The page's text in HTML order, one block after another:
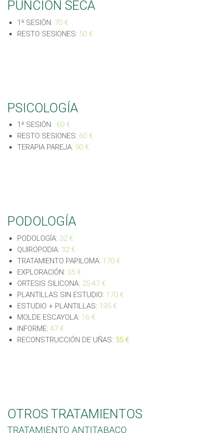
PUNCIÓN SECA
1ª SESIÓN: 70 €
RESTO SESIONES: 50 €
PSICOLOGÍA
1ª SESIÓN: 60 €
RESTO SESIONES: 60 €
TERAPIA PAREJA: 90 €
PODOLOGÍA
PODOLOGÍA: 32 €
QUIROPODIA: 32 €
TRATAMIENTO PAPILOMA: 170 €
EXPLORACIÓN: 35 €
ORTESIS SILICONA: 25-47 €
PLANTILLAS SIN ESTUDIO: 170 €
ESTUDIO + PLANTILLAS: 195 €
MOLDE ESCAYOLA: 16 €
INFORME: 47 €
RECONSTRUCCIÓN DE UÑAS: 35 €
OTROS TRATAMIENTOS
TRATAMIENTO ANTITABACO